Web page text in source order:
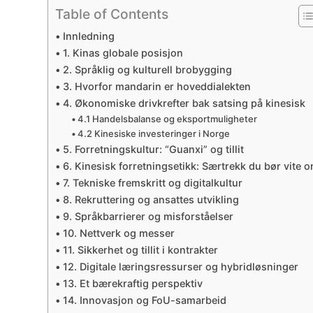
Table of Contents
Innledning
1. Kinas globale posisjon
2. Språklig og kulturell brobygging
3. Hvorfor mandarin er hoveddialekten
4. Økonomiske drivkrefter bak satsing på kinesisk
4.1 Handelsbalanse og eksportmuligheter
4.2 Kinesiske investeringer i Norge
5. Forretningskultur: “Guanxi” og tillit
6. Kinesisk forretningsetikk: Særtrekk du bør vite
7. Tekniske fremskritt og digitalkultur
8. Rekruttering og ansattes utvikling
9. Språkbarrierer og misforståelser
10. Nettverk og messer
11. Sikkerhet og tillit i kontrakter
12. Digitale læringsressurser og hybridløsninger
13. Et bærekraftig perspektiv
14. Innovasjon og FoU-samarbeid